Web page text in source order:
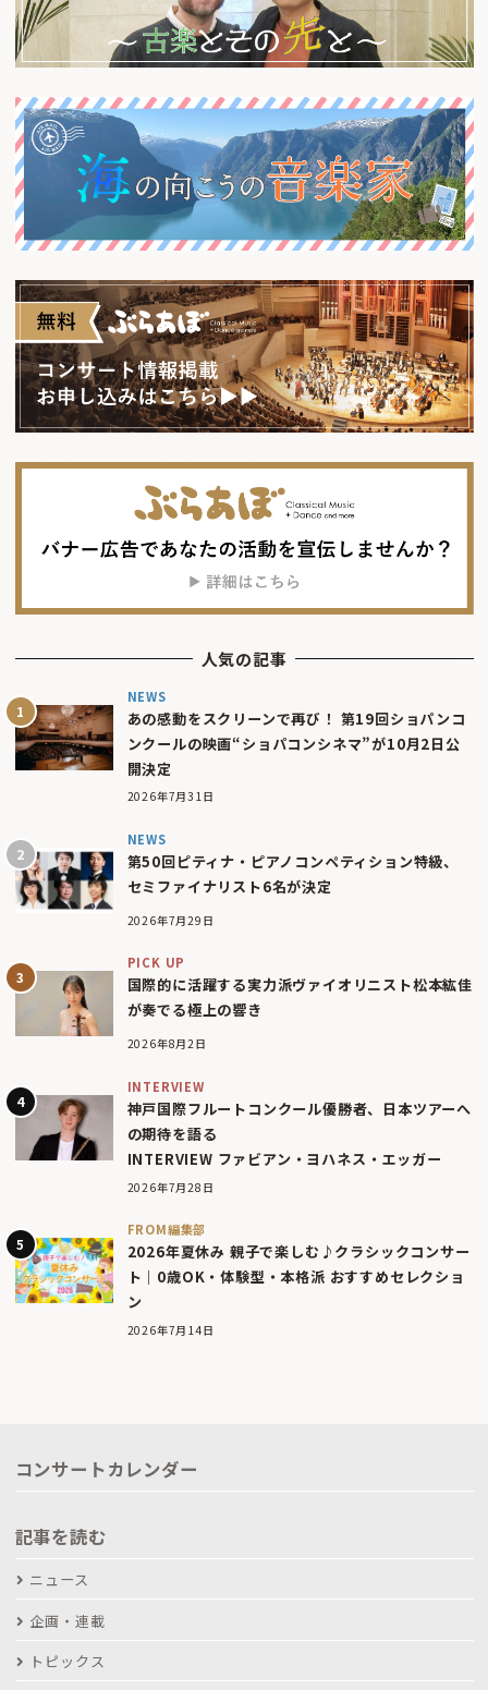
人気の記事
NEWS
あの感動をスクリーンで再び！ 第19回ショパンコ
ンクールの映画“ショパコンシネマ”が10月2日公
開決定
2026年7月31日
NEWS
第50回ピティナ・ピアノコンペティション特級、
セミファイナリスト6名が決定
2026年7月29日
PICK UP
国際的に活躍する実力派ヴァイオリニスト松本紘佳
が奏でる極上の響き
2026年8月2日
INTERVIEW
神戸国際フルートコンクール優勝者、日本ツアーへ
の期待を語る
INTERVIEW ファビアン・ヨハネス・エッガー
2026年7月28日
FROM編集部
2026年夏休み 親子で楽しむ♪クラシックコンサー
ト｜0歳OK・体験型・本格派 おすすめセレクショ
ン
2026年7月14日
コンサートカレンダー
記事を読む
ニュース
企画・連載
トピックス